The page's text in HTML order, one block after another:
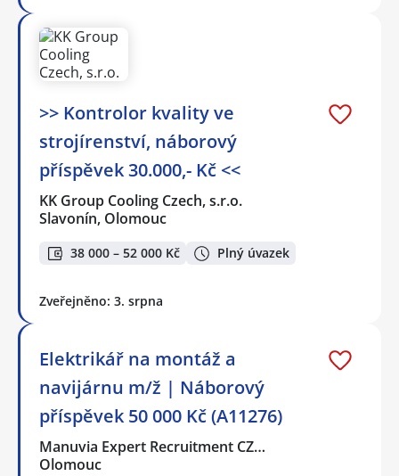
>> Kontrolor kvality ve
strojírenství, náborový
příspěvek 30.000,- Kč <<
KK Group Cooling Czech, s.r.o.
Slavonín, Olomouc
38 000 – 52 000 Kč Plný úvazek
Zveřejněno: 3. srpna
Elektrikář na montáž a
navijárnu m/ž | Náborový
příspěvek 50 000 Kč (A11276)
Manuvia Expert Recruitment CZ…
Olomouc